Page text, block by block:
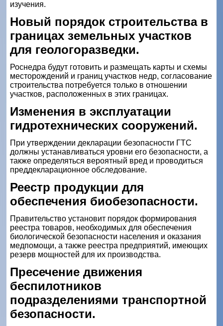
изучения.
Новый порядок строительства в
границах земельных участков
для геологоразведки.
Роснедра будут готовить и размещать карты и схемы
месторождений и границ участков недр, согласование
строительства потребуется только в отношении
участков, расположенных в этих границах.
Изменения в эксплуатации
гидротехнических сооружений.
При утверждении декларации безопасности ГТС
должны устанавливаться уровни его безопасности, а
также определяться вероятный вред и проводиться
преддекларационное обследование.
Реестр продукции для
обеспечения биобезопасности.
Правительство установит порядок формирования
реестра товаров, необходимых для обеспечения
биологической безопасности населения и оказания
медпомощи, а также реестра предприятий, имеющих
резерв мощностей для их производства.
Пресечение движения
беспилотников
подразделениями транспортной
безопасности.